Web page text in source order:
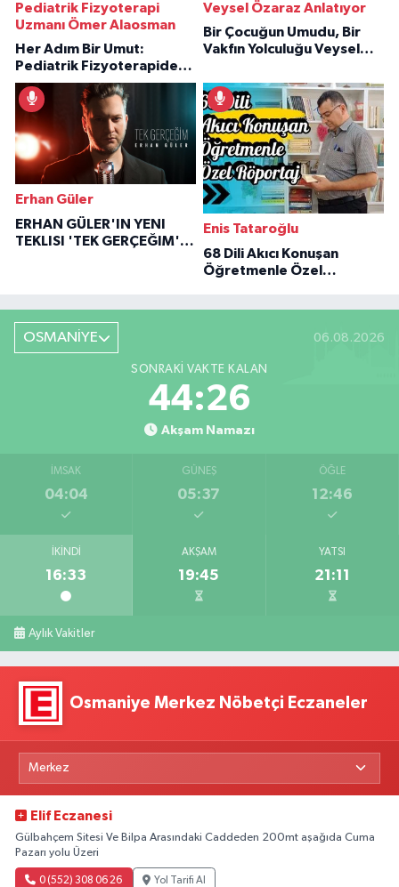
Pediatrik Fizyoterapi
Uzmanı Ömer Alaosman
Her Adım Bir Umut:
Pediatrik Fizyoterapiden
İlham Veren Hikâyeler
Veysel Özaraz Anlatıyor
Bir Çocuğun Umudu, Bir
Vakfın Yolculuğu Veysel
Erhan Güler
ERHAN GÜLER'IN YENI
TEKLISI 'TEK GERÇEĞIM'LE
Enis Tataroğlu
68 Dili Akıcı Konuşan
Öğretmenle Özel
OSMANİYE 06.08.2026
SONRAKI VAKTE KALAN
44:25
Akşam Namazı
İMSAK
04:04
GÜNEŞ
05:37
ÖĞLE
12:46
İKINDI
16:33
AKŞAM
19:45
YATSI
21:11
Aylık Vakitler
Osmaniye Merkez Nöbetçi Eczaneler
Elif Eczanesi
Gülbahçem Sitesi Ve Bilpa Arasındaki Caddeden 200mt aşağıda Cuma
Pazarı yolu Üzeri
0 (552) 308 06 26 Yol Tarifi Al